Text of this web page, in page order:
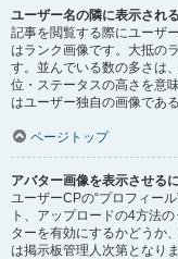
ユーザー名の隣に表示され
記事を閲覧する際にユーザ
はランク画像です。大抵の
す。並んでいる数の多さは
位・ステータスの高さを意
はユーザー独自の画像であ
ページトップ
アバター画像を表示させる
ユーザーCPの“プロフィー
ト、アップロードの4方法
ターを有効にするかどうか
は掲示板管理人次第となり